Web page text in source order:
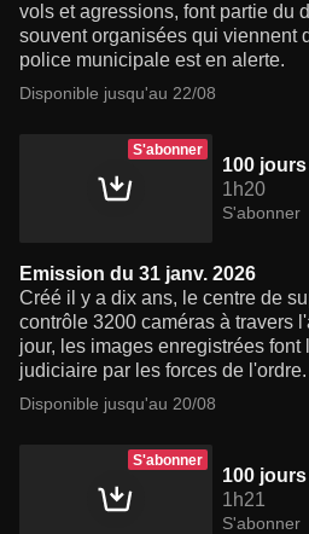
vols et agressions, font partie du
souvent organisées qui viennent
police municipale est en alerte.
Disponible jusqu'au 22/08
S'abonner
100
1h20
S'abonner
Emission du 31 janv. 2026
Créé il y a dix ans, le centre de
contrôle 3200 caméras à travers
jour, les images enregistrées
judiciaire par les forces de l'ordre.
Disponible jusqu'au 20/08
S'abonner
100
1h21
S'abonner